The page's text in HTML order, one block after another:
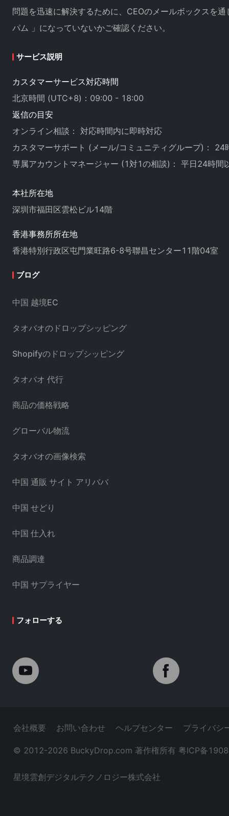
問題を迅速に解決するために、CEOのメールボックスを
パム 」になっていないかご確認ください。
サービス説明
カスタマーサービス対応時間
北京時間 (UTC+8)：09:00 - 18:00
返信の目安
オンライン相談： 対応時間内に即時対応
カスタマーサポート (メール/コミュニティグループ)： 24
専属アカウントマネージャー (1対1の相談)： 平日24時間
本社所在地
深圳市福田区雲松ビル14階
香港事務所所在地
香港特別行政区屯門業旺路6-8号聯昌センター11階04室
ブログ
中国 越境EC
タオバオのドロップシッピング
Shopifyのドロップシッピング
タオバオ 代行
商品の価格戦略
グローバル物流
タオバオの画像検索
中国 通販 サイト アリババ
中国 せどり
中国 仕入れ
商品調達
中国 サプライヤー
フォローする
会社概要 お問い合わせ ヘルプセンター プライバシ
© 2012-2026 BuckyDrop.com 著作権所有 粤ICP备
星境雲創デジタルテクノロジー株式会社